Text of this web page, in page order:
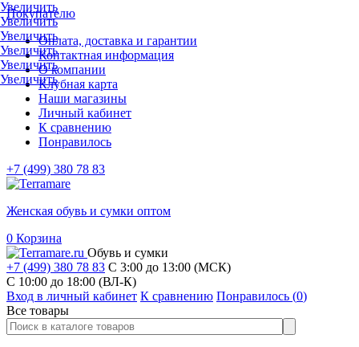
Покупателю
Оплата, доставка и гарантии
Контактная информация
О компании
Клубная карта
Наши магазины
Личный кабинет
К сравнению
Понравилось
+7 (499) 380 78 83
Женская обувь и сумки оптом
0 Корзина
Обувь и сумки
+7 (499) 380 78 83 С 3:00 до 13:00 (МСК)
C 10:00 до 18:00 (ВЛ-К)
Вход в личный кабинет К сравнению Понравилось (0)
Все товары
Увеличить
Увеличить
Увеличить
Увеличить
Увеличить
Увеличить